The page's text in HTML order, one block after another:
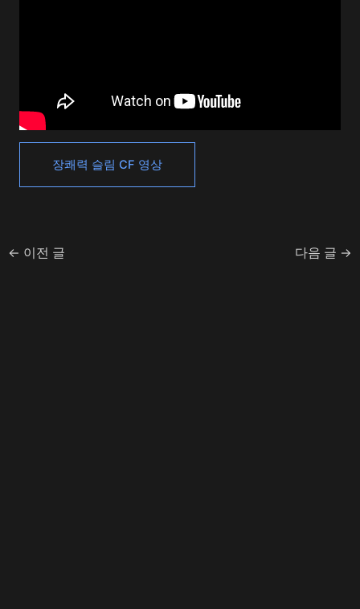
장쾌력 슬림 CF 영상
← 이전 글 다음 글 →